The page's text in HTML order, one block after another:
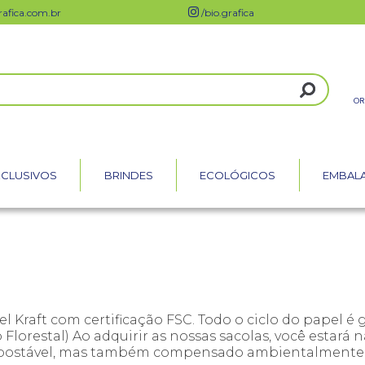
/bio.grafica
BRINDES ECOLÓGICOS
Kraft com certificação FSC. Todo o ciclo do papel
Ao adquirir as nossas sacolas, você
mas também compensado